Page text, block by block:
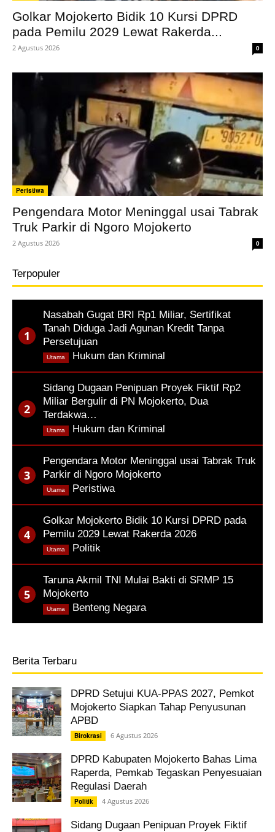
Golkar Mojokerto Bidik 10 Kursi DPRD
pada Pemilu 2029 Lewat Rakerda...
2 Agustus 2026 0
Peristiwa
Pengendara Motor Meninggal usai Tabrak
Truk Parkir di Ngoro Mojokerto
2 Agustus 2026 0
Terpopuler
Nasabah Gugat BRI Rp1 Miliar, Sertifikat
Tanah Diduga Jadi Agunan Kredit Tanpa
Persetujuan
Hukum dan Kriminal
Utama
Sidang Dugaan Penipuan Proyek Fiktif Rp2
Miliar Bergulir di PN Mojokerto, Dua
Terdakwa…
Hukum dan Kriminal
Utama
Pengendara Motor Meninggal usai Tabrak Truk
Parkir di Ngoro Mojokerto
Peristiwa,
Utama
Golkar Mojokerto Bidik 10 Kursi DPRD pada
Pemilu 2029 Lewat Rakerda 2026
Politik
Utama
Taruna Akmil TNI Mulai Bakti di SRMP 15
Mojokerto
Benteng Negara,
Utama
Berita Terbaru
DPRD Setujui KUA-PPAS 2027, Pemkot
Mojokerto Siapkan Tahap Penyusunan
APBD
Birokrasi 6 Agustus 2026
DPRD Kabupaten Mojokerto Bahas Lima
Raperda, Pemkab Tegaskan Penyesuaian
Regulasi Daerah
Politik 4 Agustus 2026
Sidang Dugaan Penipuan Proyek Fiktif